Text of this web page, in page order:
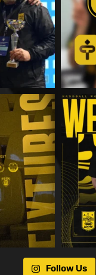
Follow Us